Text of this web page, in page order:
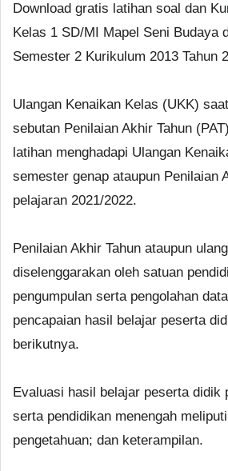
Download gratis latihan soal dan
Kelas 1 SD/MI Mapel Seni Budaya
Semester 2 Kurikulum 2013 Tahun
Ulangan Kenaikan Kelas (UKK)
sebutan Penilaian Akhir Tahun
latihan menghadapi Ulangan
semester genap ataupun Penilaian
pelajaran 2021/2022.
Penilaian Akhir Tahun ataupun
diselenggarakan oleh satuan
pengumpulan serta pengolahan
pencapaian hasil belajar peserta
berikutnya.
Evaluasi hasil belajar peserta didik
serta pendidikan menengah
pengetahuan; dan keterampilan.